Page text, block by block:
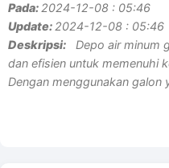
Pada: 2024-12-08 : 05:46
Update: 2024-12-08 : 05:46
Deskripsi: Depo air minum
dan efisien untuk memenuhi
Dengan menggunakan galon